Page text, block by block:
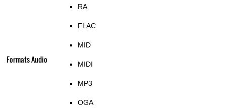
Formats Audio
RA
FLAC
MID
MIDI
MP3
OGA